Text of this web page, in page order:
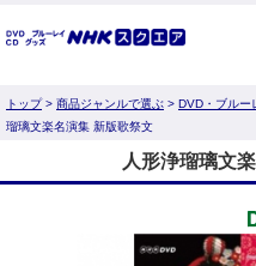
トップ> 商品ジャンルで選ぶ > DVD・ブルー
瑠璃文楽名演集 新版歌祭文
人形浄瑠璃文